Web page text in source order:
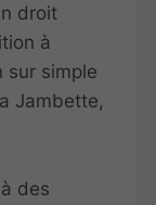
droit
à
sur simple
Jambette,
des